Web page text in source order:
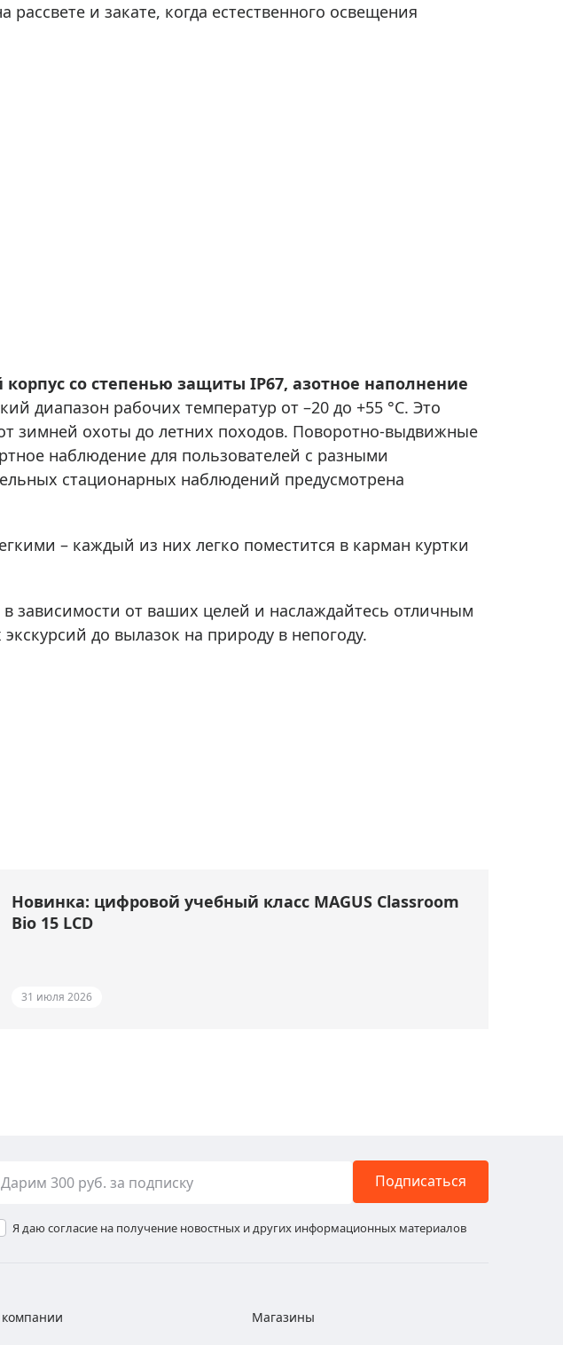
и закате, когда естественного освещения
со степенью защиты IP67, азотное наполнение
диапазон рабочих температур от –20 до +55 °C. Это
зимней охоты до летних походов. Поворотно-выдвижные
наблюдение для пользователей с разными
стационарных наблюдений предусмотрена
– каждый из них легко поместится в карман куртки
зависимости от ваших целей и наслаждайтесь отличным
до вылазок на природу в непогоду.
Новинка: цифровой учебный класс MAGUS Classroom
Bio 15 LCD
31 июля 2026
Подписаться
Я даю согласие на получение новостных и других информационных материалов
Магазины